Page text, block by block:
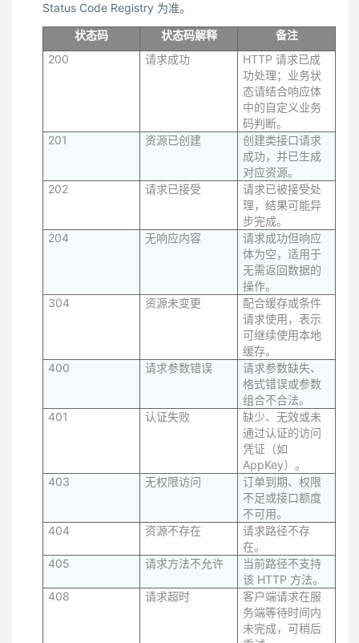
Status Code Registry 为准。
状态码
状态码解释
备注
200
请求成功
HTTP 请求已成
功处理；业务状
态请结合响应体
中的自定义业务
码判断。
201
资源已创建
创建类接口请求
成功，并已生成
对应资源。
202
请求已接受
请求已被接受处
理，结果可能异
步完成。
204
无响应内容
请求成功但响应
体为空，适用于
无需返回数据的
操作。
304
资源未变更
配合缓存或条件
请求使用，表示
可继续使用本地
缓存。
400
请求参数错误
请求参数缺失、
格式错误或参数
组合不合法。
401
认证失败
缺少、无效或未
通过认证的访问
凭证（如
AppKey）。
403
无权限访问
订单到期、权限
不足或接口额度
不可用。
404
资源不存在
请求路径不存
在。
405
请求方法不允许
当前路径不支持
该 HTTP 方法。
408
请求超时
客户端请求在服
务端等待时间内
未完成，可稍后